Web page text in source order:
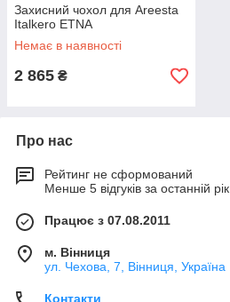
Захисний чохол для Areesta
Italkero ETNA
Немає в наявності
2 865 ₴
Про нас
Рейтинг не сформований
Менше 5 відгуків за останній рік
Працює з 07.08.2011
м. Вінниця
ул. Чехова, 7, Вінниця, Україна
Контакти